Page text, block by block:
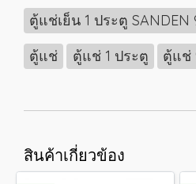
ตู้แช่เย็น 1 ประตู SANDEN
ตู้แช่
ตู้แช่ 1 ประตู ตู้แช่
สินค้าเกี่ยวข้อง